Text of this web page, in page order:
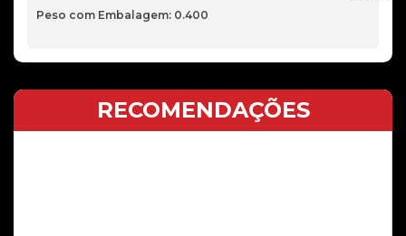
Peso com Embalagem: 0.400
RECOMENDAÇÕES